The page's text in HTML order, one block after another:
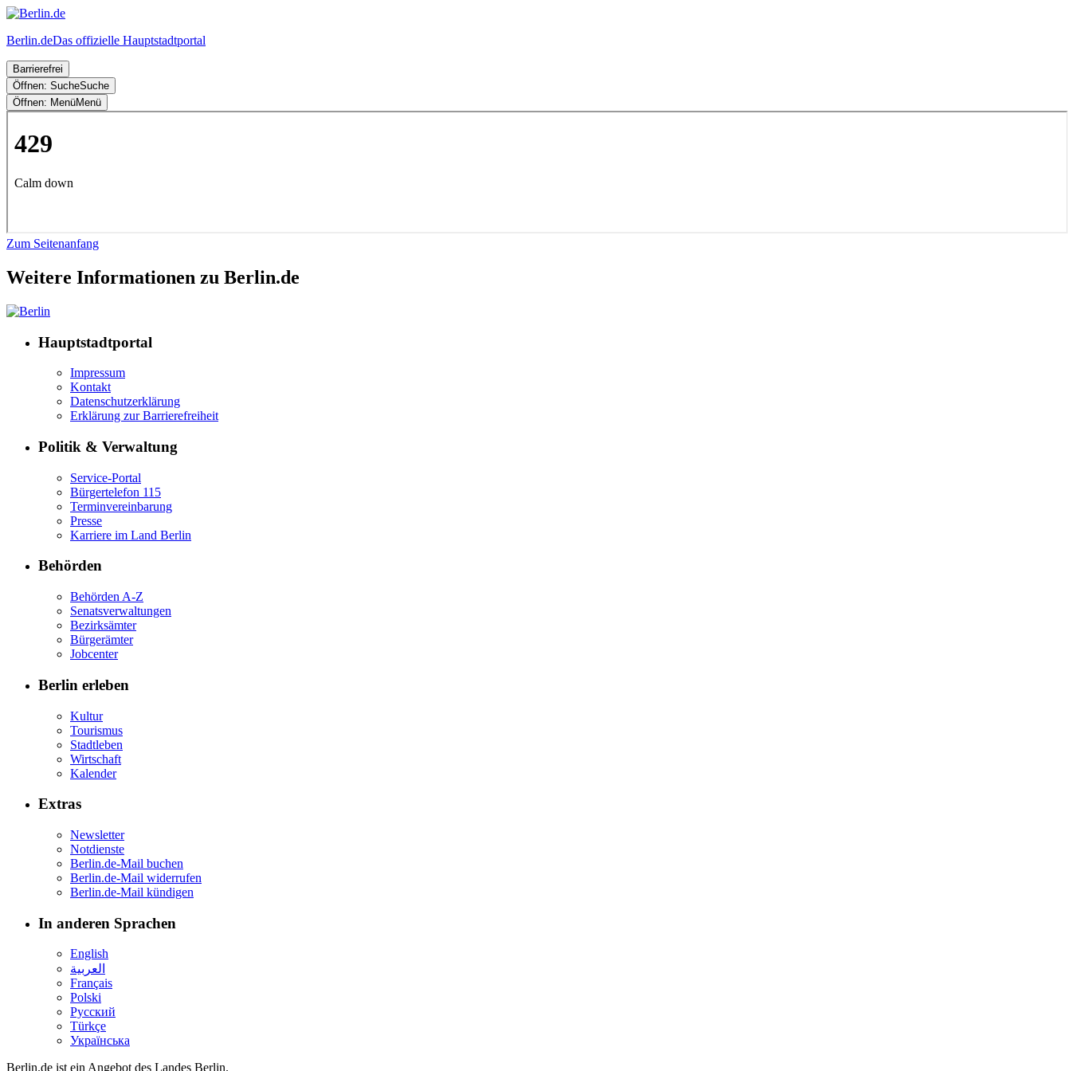
Berlin.deDas offizielle Hauptstadtportal
Barrierefrei
Öffnen: SucheSuche
Öffnen: MenüMenü
Zum Seitenanfang
Weitere Informationen zu Berlin.de
Hauptstadtportal
Impressum
Kontakt
Datenschutzerklärung
Erklärung zur Barrierefreiheit
Politik & Verwaltung
Service-Portal
Bürgertelefon 115
Terminvereinbarung
Presse
Karriere im Land Berlin
Behörden
Behörden A-Z
Senatsverwaltungen
Bezirksämter
Bürgerämter
Jobcenter
Berlin erleben
Kultur
Tourismus
Stadtleben
Wirtschaft
Kalender
Extras
Newsletter
Notdienste
Berlin.de-Mail buchen
Berlin.de-Mail widerrufen
Berlin.de-Mail kündigen
In anderen Sprachen
English
العربية
Français
Polski
Русский
Türkçe
Українська
Berlin.de ist ein Angebot des Landes Berlin.